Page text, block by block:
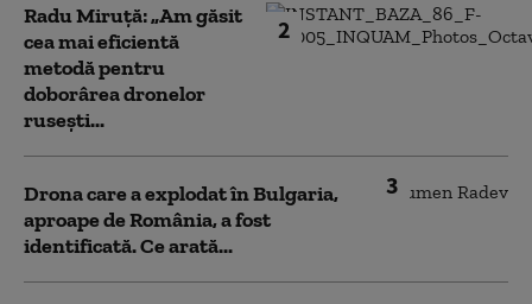
2
Radu Miruță: „Am găsit
cea mai eficientă
metodă pentru
doborârea dronelor
rusești...
3
Drona care a explodat în Bulgaria,
aproape de România, a fost
identificată. Ce arată...